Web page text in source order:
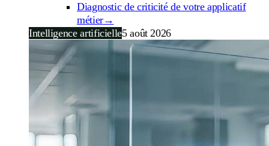
Diagnostic de criticité de votre applicatif
métier→
Intelligence artificielle5 août 2026